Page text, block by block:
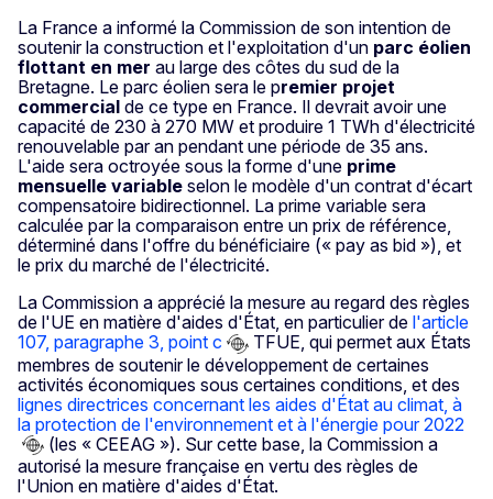
La France a informé la Commission de son intention de
soutenir la construction et l'exploitation d'un parc éolien
flottant en mer au large des côtes du sud de la
Bretagne. Le parc éolien sera le premier projet
commercial de ce type en France. Il devrait avoir une
capacité de 230 à 270 MW et produire 1 TWh d'électricité
renouvelable par an pendant une période de 35 ans.
L'aide sera octroyée sous la forme d'une prime
mensuelle variable selon le modèle d'un contrat d'écart
compensatoire bidirectionnel. La prime variable sera
calculée par la comparaison entre un prix de référence,
déterminé dans l'offre du bénéficiaire (« pay as bid »), et
le prix du marché de l'électricité.
La Commission a apprécié la mesure au regard des règles
de l'UE en matière d'aides d'État, en particulier de l'article
107, paragraphe 3, point c
TFUE, qui permet aux États
membres de soutenir le développement de certaines
activités économiques sous certaines conditions, et des
lignes directrices concernant les aides d'État au climat, à
la protection de l'environnement et à l'énergie pour 2022
(les « CEEAG »). Sur cette base, la Commission a
autorisé la mesure française en vertu des règles de
l'Union en matière d'aides d'État.